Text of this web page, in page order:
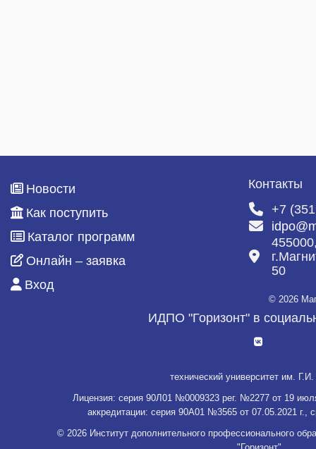
Новости
Как поступить
Каталог программ
Онлайн – заявка
Вход
Контакты
+7
50
ИДПО "Горизонт" в
© 2026
технический университет им.
Лицензия: серия 90Л01 №0009323 рег. №2277 от 19
аккредитации: серия 90А01 №3565 от 07.05.2021 г.,
© 2026 Институт дополнительного профессионального
Нажимая кнопку «СОГЛАСЕН», Вы
подтверждаете то, что Вы
проинформированы об
cookiesна нашем сайте